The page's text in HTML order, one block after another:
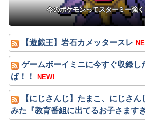
今のポケモンってスターミー強
【遊戯王】岩石カメッタースレ
ゲームボーイミニに今すぐ収録し
ば！！
NEW!
【にじさんじ】たまこ、にじさ
みた『教育番組に出てるお子さますぎ